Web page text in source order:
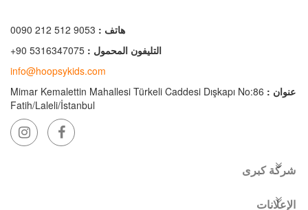
هاتف : 0090 212 512 9053
التليفون المحمول : +90 5316347075
info@hoopsykids.com
عنوان : Mimar Kemalettin Mahallesi Türkeli Caddesi Dışkapı No:86
Fatih/Laleli/İstanbul
شركة كبرى
الإعلانات